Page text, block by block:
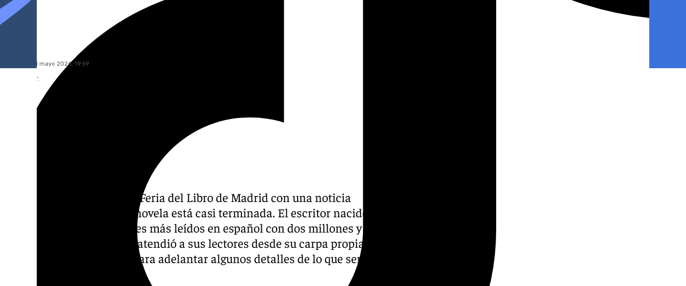
domingo, 31 mayo 2026, 19:59
Compartir:
Javier Castillo pasó por la Feria del Libro de Madrid con una noticia
entre manos: su próxima novela está casi terminada. El escritor nacido
en Mijas, uno de los autores más leídos en español con dos millones y
medio de libros vendidos, atendió a sus lectores desde su carpa propia
en el evento y aprovechó para adelantar algunos detalles de lo que será